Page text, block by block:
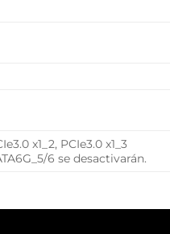
x1_2, PCIe3.0 x1_3
6 se desactivarán.